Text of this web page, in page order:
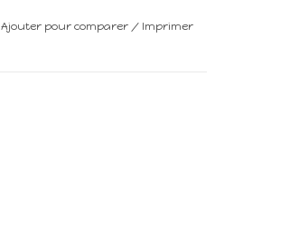
Ajouter pour comparer / Imprimer